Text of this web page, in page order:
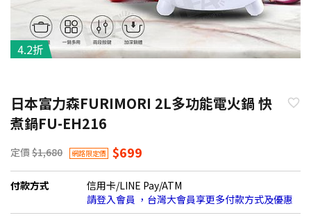
4.2折
日本富力森FURIMORI 2L多功能電火鍋 快
煮鍋FU-EH216
定價 $1,680 網路限定價 $699
付款方式
信用卡/LINE Pay/ATM
請登入會員 ，台灣大會員享更多付款方式及優惠